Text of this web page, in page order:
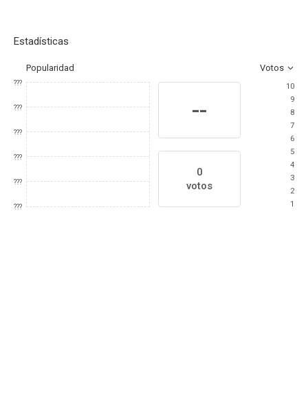
Estadísticas
Popularidad Votos
???
???
???
???
???
???
--
0
votos
10
9
8
7
6
5
4
3
2
1